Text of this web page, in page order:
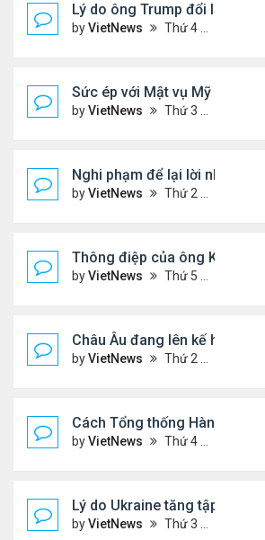
Lý do ông Trump đổi lập
byVietNews Thứ 4 Tháng 9 24, 2025 4:44 pm
Sức ép với Mật vụ Mỹ khi
byVietNews Thứ 3 Tháng 9 16, 2025 5:42 pm
Nghi phạm để lại lời nhắn
byVietNews Thứ 2 Tháng 9 15, 2025 4:33 pm
Thông điệp của ông Kim
byVietNews Thứ 5 Tháng 9 04, 2025 4:12 pm
Châu Âu đang lên kế hoạch
byVietNews Thứ 2 Tháng 9 01, 2025 3:55 pm
Cách Tổng thống Hàn Quốc
byVietNews Thứ 4 Tháng 8 27, 2025 4:57 pm
Lý do Ukraine tăng tập kích
byVietNews Thứ 3 Tháng 8 26, 2025 5:25 pm